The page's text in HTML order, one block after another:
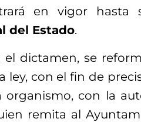
en vigor hasta
del Estado.
el dictamen, se
ley, con el fin de
organismo, con la
remita al